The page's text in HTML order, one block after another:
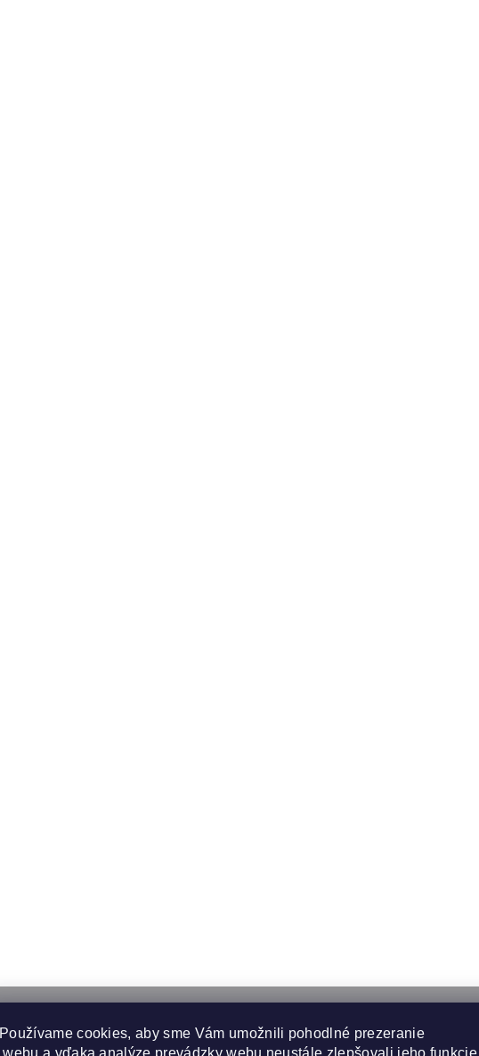
Používame cookies, aby sme Vám umožnili pohodlné prezeranie
webu a vďaka analýze prevádzky webu neustále zlepšovali jeho funkcie,